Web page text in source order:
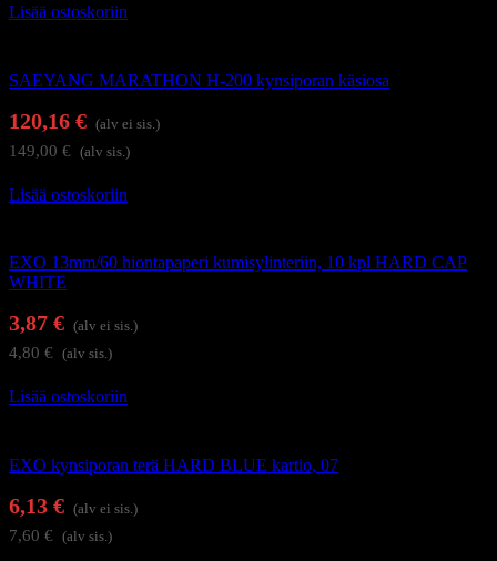
Lisää ostoskoriin
SAEYANG MARATHON H-200 kynsiporan käsiosa
120,16 € (alv ei sis.)
149,00 € (alv sis.)
Lisää ostoskoriin
EXO 13mm/60 hiontapaperi kumisylinteriin, 10 kpl HARD CAP
WHITE
3,87 € (alv ei sis.)
4,80 € (alv sis.)
Lisää ostoskoriin
EXO kynsiporan terä HARD BLUE kartio, 07
6,13 € (alv ei sis.)
7,60 € (alv sis.)